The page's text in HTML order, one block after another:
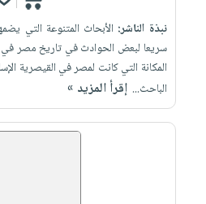
نبذة الناشر: الأبحاث المتنوعة التي
سريعا لبعض الحوادث في تاريخ مصر
المكانة التي كانت لمصر في القيصرية
الباحث... إقرأ المزيد »